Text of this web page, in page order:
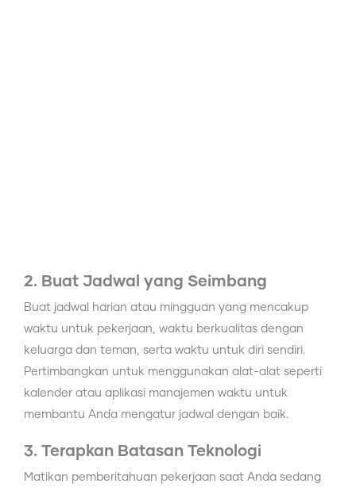
2. Buat Jadwal yang Seimbang
Buat jadwal harian atau mingguan yang mencakup
waktu untuk pekerjaan, waktu berkualitas dengan
keluarga dan teman, serta waktu untuk diri sendiri.
Pertimbangkan untuk menggunakan alat-alat seperti
kalender atau aplikasi manajemen waktu untuk
membantu Anda mengatur jadwal dengan baik.
3. Terapkan Batasan Teknologi
Matikan pemberitahuan pekerjaan saat Anda sedang